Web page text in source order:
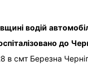
водій
до
в смт Березна